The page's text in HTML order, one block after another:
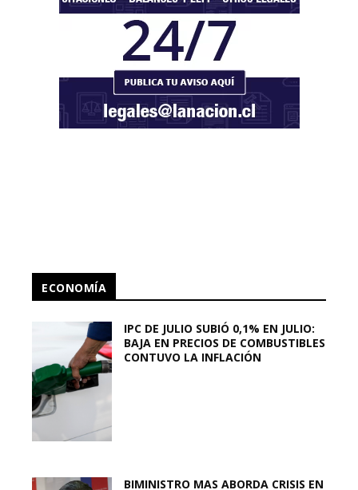
ECONOMÍA
IPC DE JULIO SUBIÓ 0,1% EN JULIO:
BAJA EN PRECIOS DE COMBUSTIBLES
CONTUVO LA INFLACIÓN
BIMINISTRO MAS ABORDA CRISIS EN